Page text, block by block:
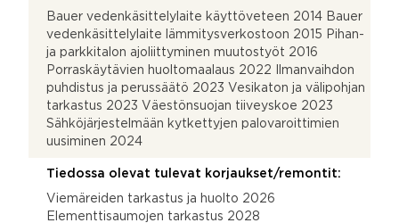
Bauer vedenkäsittelylaite käyttöveteen 2014 Bauer
vedenkäsittelylaite lämmitysverkostoon 2015 Pihan-
ja parkkitalon ajoliittyminen muutostyöt 2016
Porraskäytävien huoltomaalaus 2022 Ilmanvaihdon
puhdistus ja perussäätö 2023 Vesikaton ja välipohjan
tarkastus 2023 Väestönsuojan tiiveyskoe 2023
Sähköjärjestelmään kytkettyjen palovaroittimien
uusiminen 2024
Tiedossa olevat tulevat korjaukset/remontit:
Viemäreiden tarkastus ja huolto 2026
Elementtisaumojen tarkastus 2028